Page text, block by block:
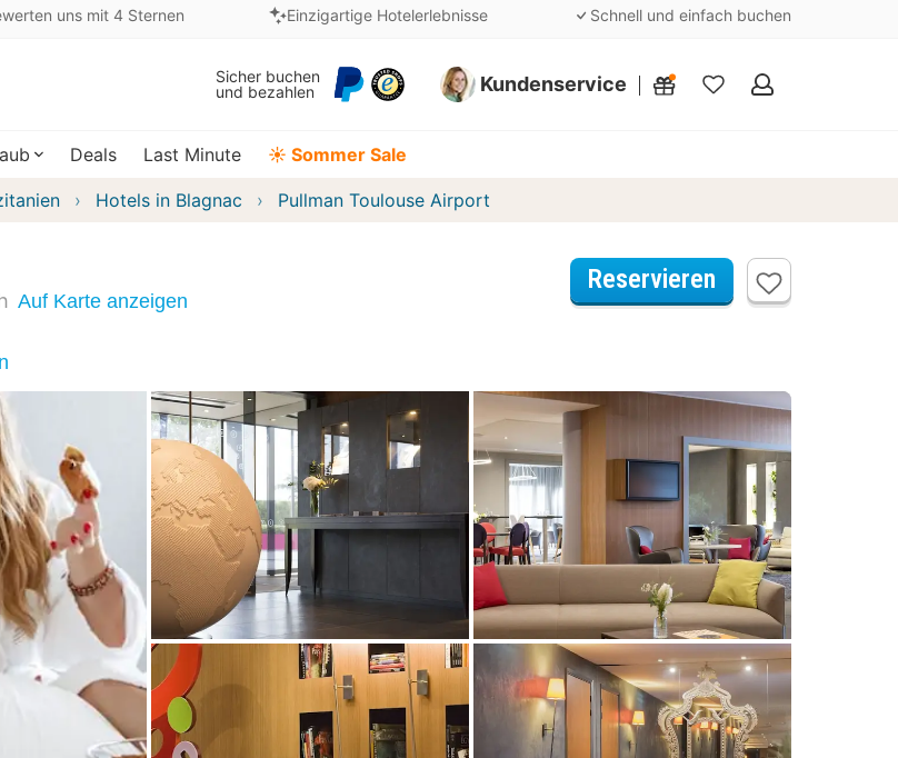
uns mit 4 Sternen Einzigartige Hotelerlebnisse Schnell und einfach buchen
Sicher buchen
und bezahlen
Kundenservice
Meine
Deals Last Minute ☀️ Sommer Sale
Hotels in Blagnac Pullman Toulouse Airport
Auf Karte anzeigen
Reservieren